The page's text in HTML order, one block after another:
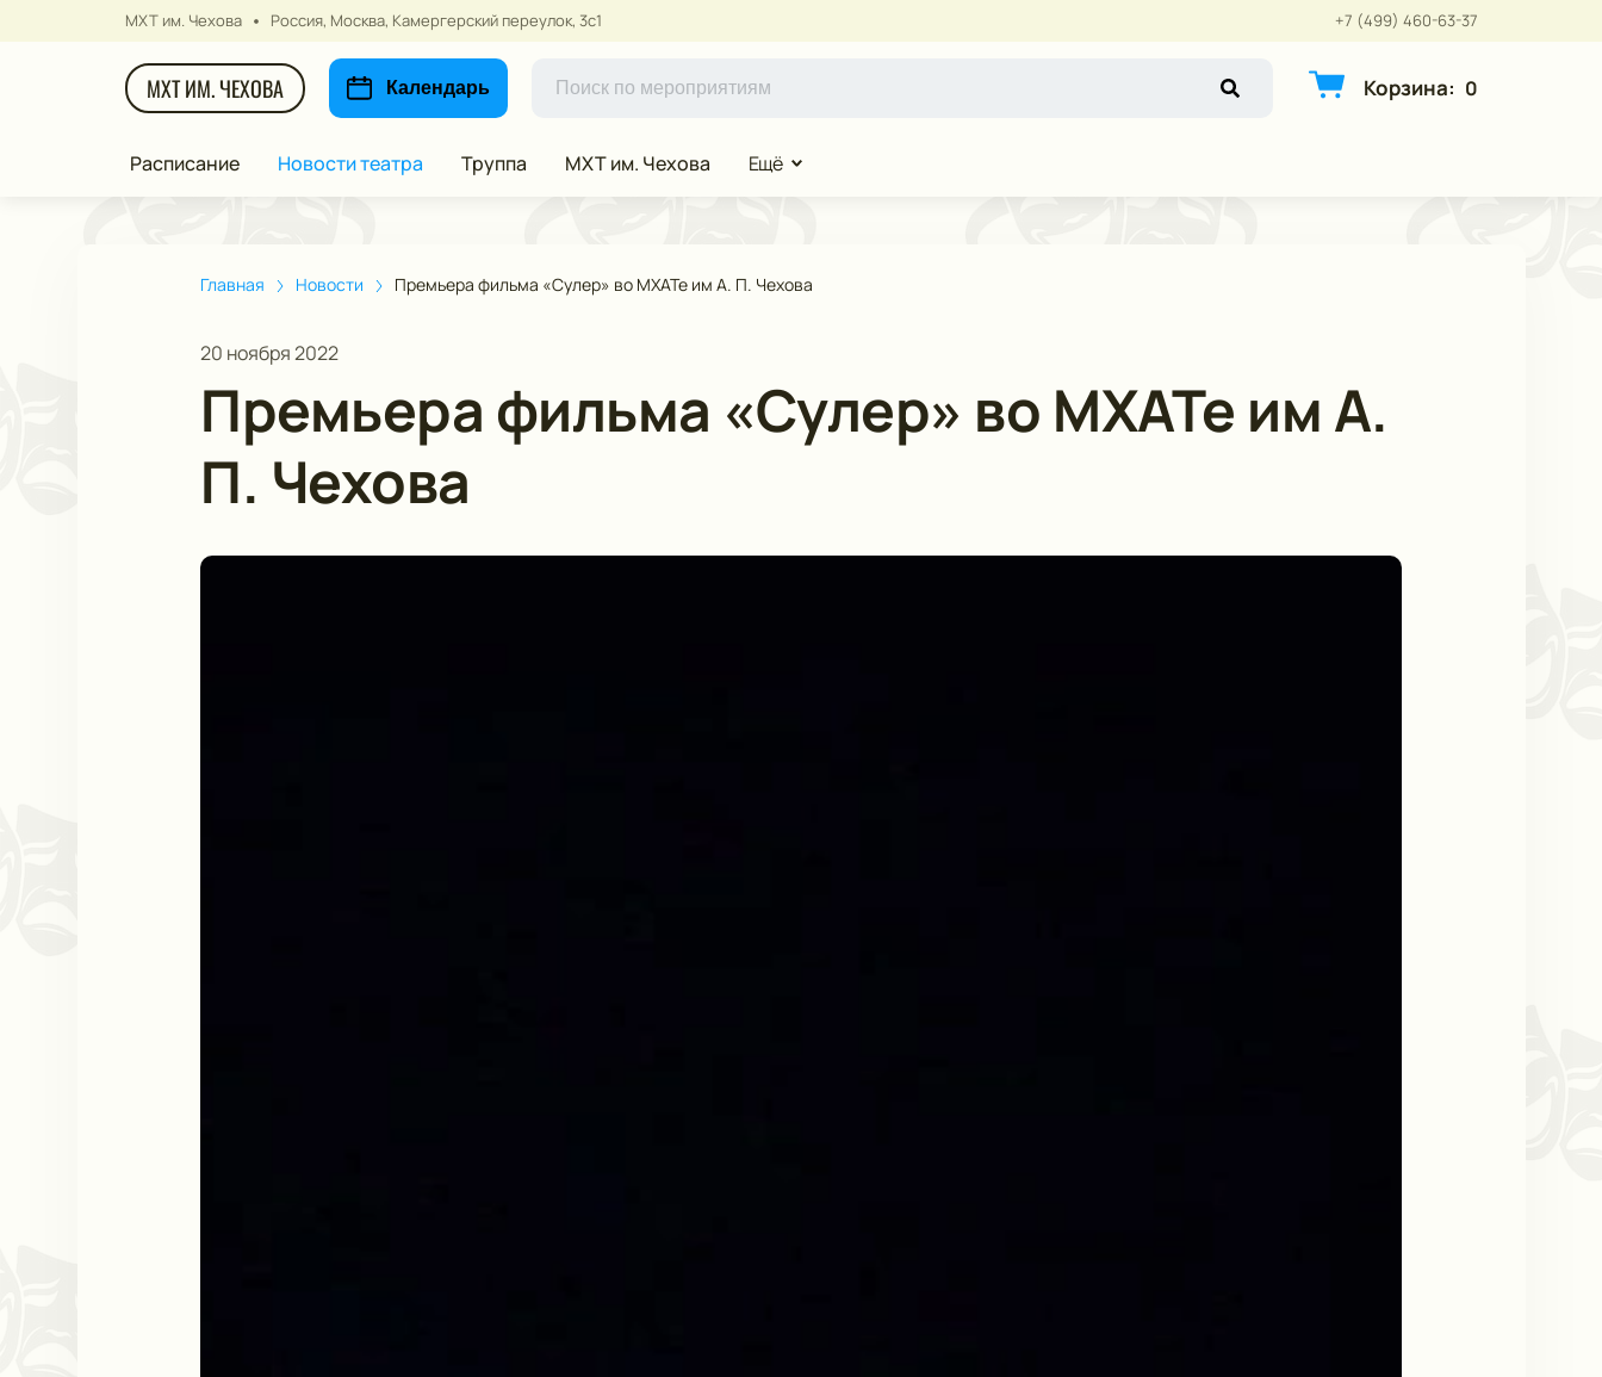
МХТ им. Чехова Россия, Москва, Камергерский переулок, 3с1 +7 (499) 460-63-37
МХТ ИМ. ЧЕХОВА Календарь Корзина: 0
Расписание Новости театра Труппа МХТ им. Чехова Ещё
Главная Новости Премьера фильма «Сулер» во МХАТе им А. П. Чехова
20 ноября 2022
Премьера фильма «Сулер» во МХАТе им А.
П. Чехова